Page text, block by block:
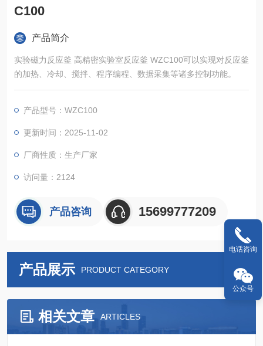
C100
产品简介
实验磁力反应釜 高精密实验室反应釜 WZC100可以实现对反应釜
的加热、冷却、搅拌、程序编程、数据采集等诸多控制功能。
产品型号：WZC100
更新时间：2025-11-02
厂商性质：生产厂家
访问量：2124
产品咨询 15699777209
产品展示 PRODUCT CATEGORY
相关文章 ARTICLES
电话咨询
公众号